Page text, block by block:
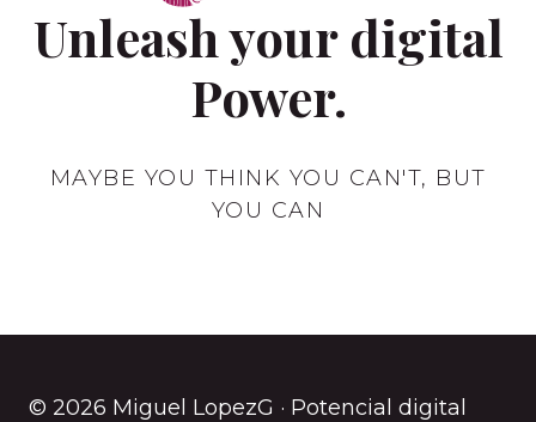
Unleash your digital
Power.
MAYBE YOU THINK YOU CAN'T, BUT
YOU CAN
© 2026 Miguel LopezG · Potencial digital